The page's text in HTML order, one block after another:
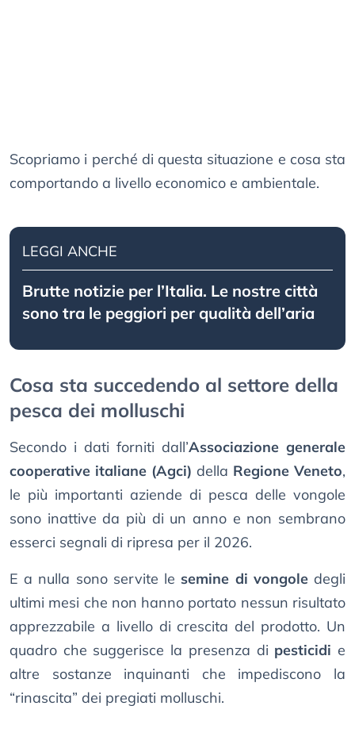
Scopriamo i perché di questa situazione e cosa sta
comportando a livello economico e ambientale.
LEGGI ANCHE
Brutte notizie per l’Italia. Le nostre città
sono tra le peggiori per qualità dell’aria
Cosa sta succedendo al settore della
pesca dei molluschi
Secondo i dati forniti dall’Associazione generale
cooperative italiane (Agci) della Regione Veneto,
le più importanti aziende di pesca delle vongole
sono inattive da più di un anno e non sembrano
esserci segnali di ripresa per il 2026.
E a nulla sono servite le semine di vongoledegli
ultimi mesi che non hanno portato nessun risultato
apprezzabile a livello di crescita del prodotto. Un
quadro che suggerisce la presenza di pesticidi e
altre sostanze inquinanti che impediscono la
“rinascita” dei pregiati molluschi.